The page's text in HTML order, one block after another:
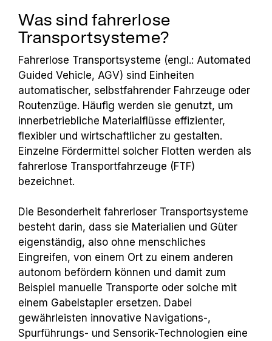
Was sind fahrerlose
Transportsysteme?
Fahrerlose Transportsysteme (engl.: Automated
Guided Vehicle, AGV) sind Einheiten
automatischer, selbstfahrender Fahrzeuge oder
Routenzüge. Häufig werden sie genutzt, um
innerbetriebliche Materialflüsse effizienter,
flexibler und wirtschaftlicher zu gestalten.
Einzelne Fördermittel solcher Flotten werden als
fahrerlose Transportfahrzeuge (FTF)
bezeichnet.
Die Besonderheit fahrerloser Transportsysteme
besteht darin, dass sie Materialien und Güter
eigenständig, also ohne menschliches
Eingreifen, von einem Ort zu einem anderen
autonom befördern können und damit zum
Beispiel manuelle Transporte oder solche mit
einem Gabelstapler ersetzen. Dabei
gewährleisten innovative Navigations-,
Spurführungs- und Sensorik-Technologien eine